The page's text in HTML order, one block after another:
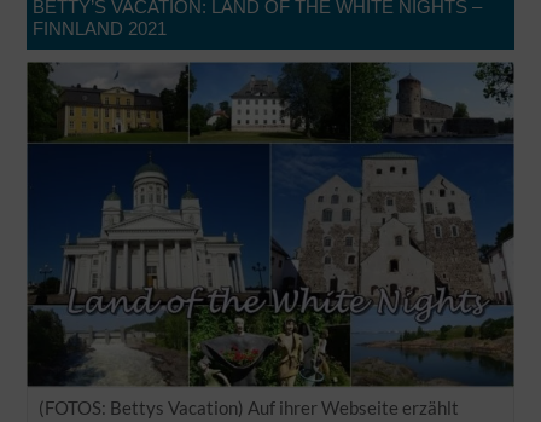
BETTY’S VACATION: LAND OF THE WHITE NIGHTS –
FINNLAND 2021
(FOTOS: Bettys Vacation) Auf ihrer Webseite erzählt